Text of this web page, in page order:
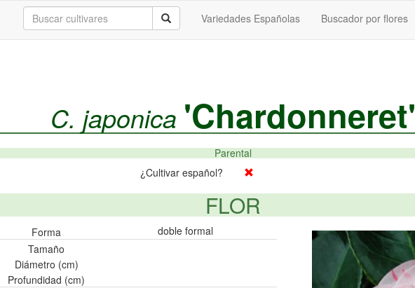
Buscador por flores
Variedades Españolas
C. japonica 'Chardonneret'
Parental
¿Cultivar español?
FLOR
Forma
doble formal
Tamaño
Diámetro (cm)
Profundidad (cm)